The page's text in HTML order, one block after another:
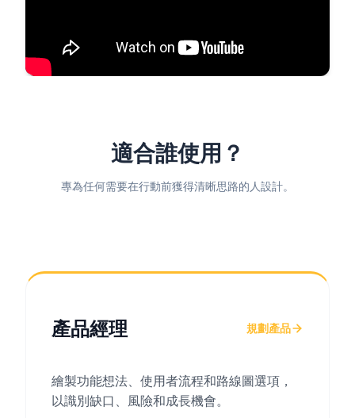
適合誰使用？
專為任何需要在行動前獲得清晰思路的人設計。
產品經理 規劃產品
繪製功能想法、使用者流程和路線圖選項，
以識別缺口、風險和成長機會。